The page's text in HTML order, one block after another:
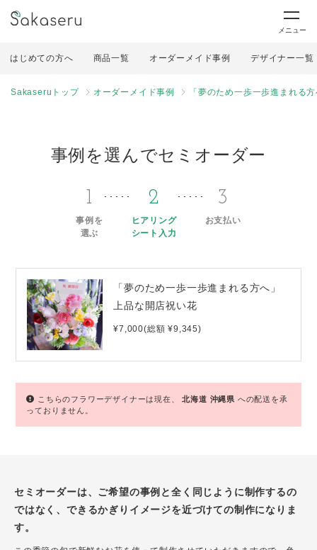
メニュー
はじめての方へ 商品一覧 オーダーメイド事例 デザイナー一覧
Sakaseruトップ オーダーメイド事例 「夢のため一歩一歩進まれる
事例を選んでセミオーダー
1
事例を
選ぶ
2
ヒアリング
シート入力
3
お支払い
「夢のため一歩一歩進まれる方へ」
上品な開店祝い花
¥7,000(総額 ¥9,345)
こちらのフラワーデザイナーは現在、北海道 沖縄県 への配送を承
っておりません。
セミオーダーは、ご希望の事例と全く同じように制作するの
ではなく、できるかぎりイメージを近づけての制作になりま
す。